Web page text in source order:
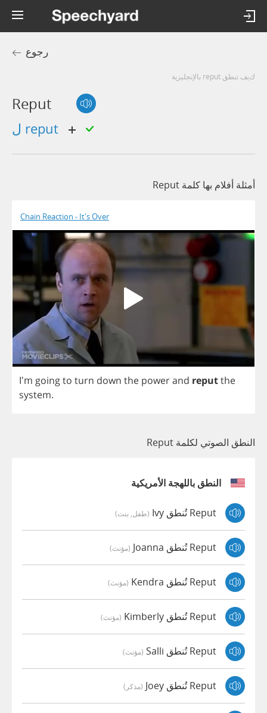
رجوع
كيف تنطق reput بالإنجليزية
Reput
ل reput
أمثلة أفلام بها كلمة Reput
Chain Reaction - It's Over
I'm goingto turn down the powerand reputthe
system.
النطق الصوتي لكلمة Reput
النطق باللهجة الأمريكية
Reput تُنطق Ivy (طفل, بنت)
Reput تُنطق Joanna (مؤنث)
Reput تُنطق Kendra (مؤنث)
Reput تُنطق Kimberly (مؤنث)
Reput تُنطق Salli (مؤنث)
Reput تُنطق Joey (مذكر)